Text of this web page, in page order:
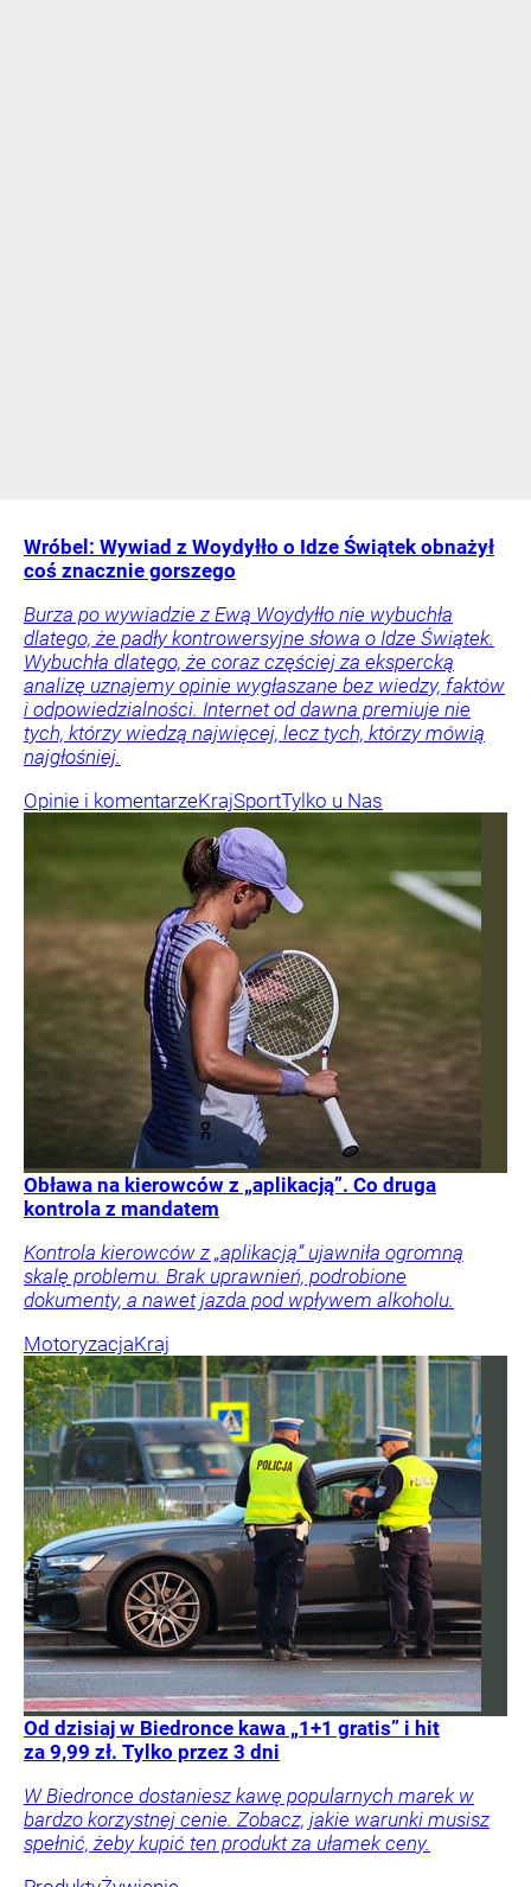
Wróbel: Wywiad z Woydyłło o Idze Świątek obnażył
coś znacznie gorszego
Burza po wywiadzie z Ewą Woydyłło nie wybuchła
dlatego, że padły kontrowersyjne słowa o Idze Świątek.
Wybuchła dlatego, że coraz częściej za ekspercką
analizę uznajemy opinie wygłaszane bez wiedzy, faktów
i odpowiedzialności. Internet od dawna premiuje nie
tych, którzy wiedzą najwięcej, lecz tych, którzy mówią
najgłośniej.
Opinie i komentarzeKrajSportTylko u Nas
Obława na kierowców z „aplikacją”. Co druga
kontrola z mandatem
Kontrola kierowców z „aplikacją” ujawniła ogromną
skalę problemu. Brak uprawnień, podrobione
dokumenty, a nawet jazda pod wpływem alkoholu.
MotoryzacjaKraj
Od dzisiaj w Biedronce kawa „1+1 gratis” i hit
za 9,99 zł. Tylko przez 3 dni
W Biedronce dostaniesz kawę popularnych marek w
bardzo korzystnej cenie. Zobacz, jakie warunki musisz
spełnić, żeby kupić ten produkt za ułamek ceny.